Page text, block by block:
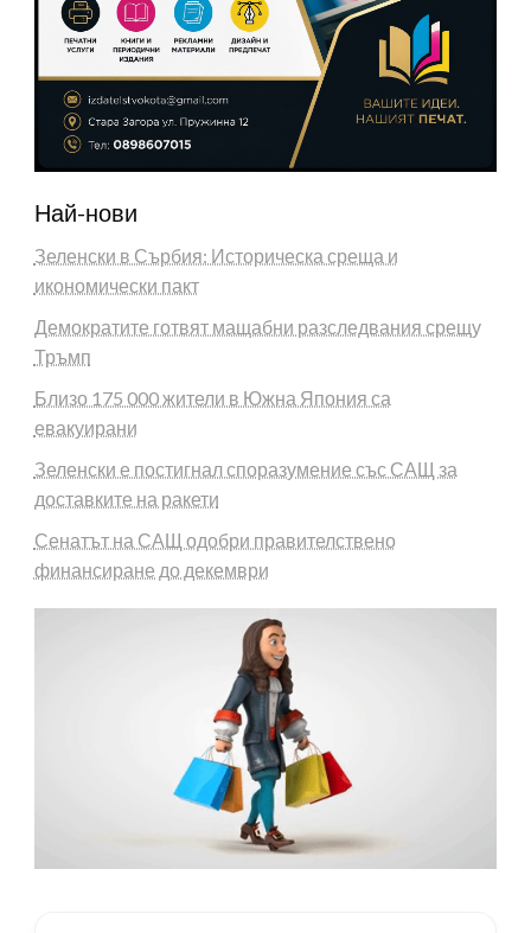
Най-нови
Зеленски в Сърбия: Историческа среща и
икономически пакт
Демократите готвят мащабни разследвания срещу
Тръмп
Близо 175 000 жители в Южна Япония са
евакуирани
Зеленски е постигнал споразумение със САЩ за
доставките на ракети
Сенатът на САЩ одобри правителствено
финансиране до декември